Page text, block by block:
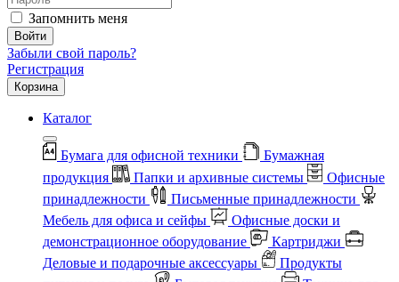
Запомнить меня
Войти
Забыли свой пароль?
Регистрация
Корзина
Каталог
Бумага для офисной техники
Бумажная
продукция
Папки и архивные системы
Офисные
принадлежности
Письменные принадлежности
Мебель для офиса и сейфы
Офисные доски и
демонстрационное оборудование
Картриджи
Деловые и подарочные аксессуары
Продукты